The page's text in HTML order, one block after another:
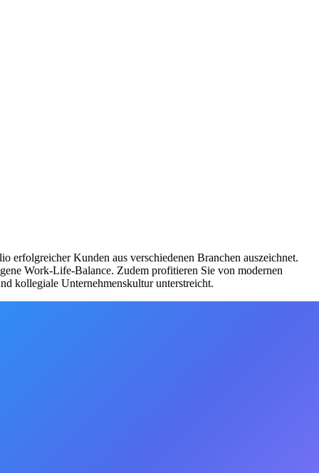
Kunden aus verschiedenen Branchen auszeichnet.
Work-Life-Balance. Zudem profitieren Sie von modernen
kollegiale Unternehmenskultur unterstreicht.